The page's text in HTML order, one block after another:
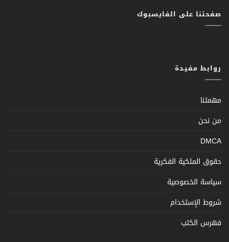
صفحتنا على الفايسبوك
روابط مفيدة
مهمتنا
من نحن
DMCA
حقوق الملكية الفكرية
سياسة الخصوصية
شروط الإستخدام
فهرس الكتب